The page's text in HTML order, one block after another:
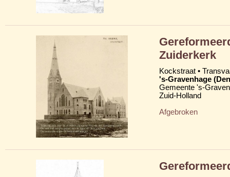
Zuiderkerk
Kockstraat •
's-Gravenhage
Gemeente 's-
Zuid-Holland
Afgebroken